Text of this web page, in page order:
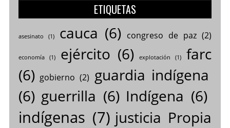
ETIQUETAS
asesinato (1) cauca (6) congreso de paz(2)
economía(1) ejército (6) explotación (1)
farc
(6) gobierno (2) guardia indígena
(6) guerrilla (6) Indígena (6)
indígenas (7) justicia Propia